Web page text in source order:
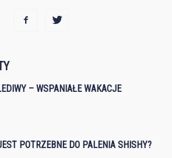
– WSPANIAŁE WAKACJE
POTRZEBNE DO PALENIA SHISHY?